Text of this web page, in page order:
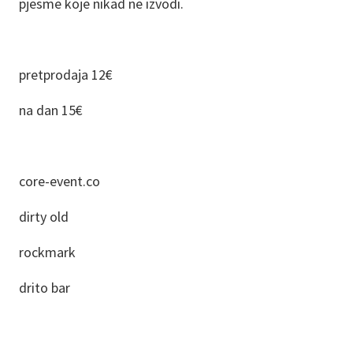
pjesme koje nikad ne izvodi.
pretprodaja 12€
na dan 15€
core-event.co
dirty old
rockmark
drito bar